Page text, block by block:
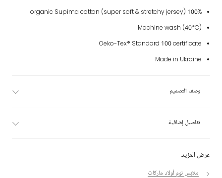
عرض المزيد
ملابس نوم أولاد ماركات
100% organic Supima cotton (super soft & stretchy jersey)
Machine wash (40*C)
Oeko-Tex® Standard 100 certificate
Made in Ukraine
وصف التصميم
تفاصيل إضافية